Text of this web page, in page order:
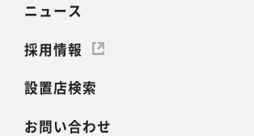
ニュース
採用情報
設置店検索
お問い合わせ